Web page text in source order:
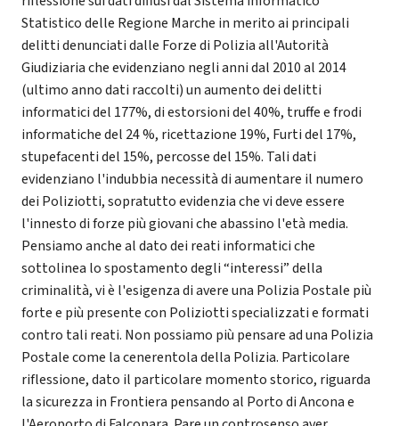
Statistico delle Regione Marche in merito ai principali
delitti denunciati dalle Forze di Polizia all'Autorità
Giudiziaria che evidenziano negli anni dal 2010 al 2014
(ultimo anno dati raccolti) un aumento dei delitti
informatici del 177%, di estorsioni del 40%, truffe e frodi
informatiche del 24 %, ricettazione 19%, Furti del 17%,
stupefacenti del 15%, percosse del 15%. Tali dati
evidenziano l'indubbia necessità di aumentare il numero
dei Poliziotti, sopratutto evidenzia che vi deve essere
l'innesto di forze più giovani che abassino l'età media.
Pensiamo anche al dato dei reati informatici che
sottolinea lo spostamento degli “interessi” della
criminalità, vi è l'esigenza di avere una Polizia Postale più
forte e più presente con Poliziotti specializzati e formati
contro tali reati. Non possiamo più pensare ad una Polizia
Postale come la cenerentola della Polizia. Particolare
riflessione, dato il particolare momento storico, riguarda
la sicurezza in Frontiera pensando al Porto di Ancona e